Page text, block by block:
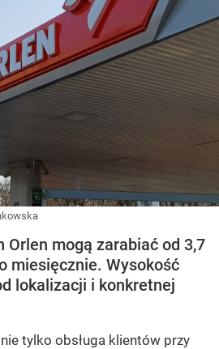
Orlen mogą zarabiać od 3,7
miesięcznie. Wysokość
lokalizacji i konkretnej
tylko obsługa klientów przy